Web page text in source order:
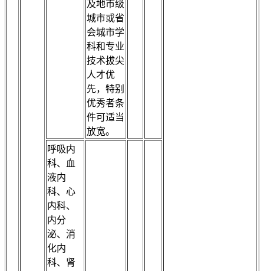
及地市级
城市或省
会城市学
科和专业
技术拔尖
人才优
先，特别
优秀者条
件可适当
放宽。
呼吸内
科、血
液内
科、心
内科、
内分
泌、消
化内
科、肾